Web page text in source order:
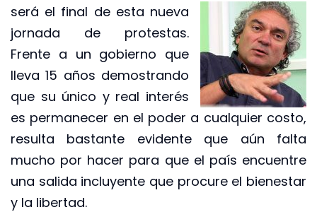
será el final de esta nueva
jornada de protestas.
Frente a un gobierno que
lleva 15 años demostrando
que su único y real interés
es permanecer en el poder a cualquier costo,
resulta bastante evidente que aún falta
mucho por hacer para que el país encuentre
una salida incluyente que procure el bienestar
y la libertad.